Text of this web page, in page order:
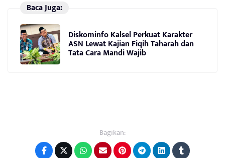
Baca Juga:
Diskominfo Kalsel Perkuat Karakter
ASN Lewat Kajian Fiqih Taharah dan
Tata Cara Mandi Wajib
Bagikan: